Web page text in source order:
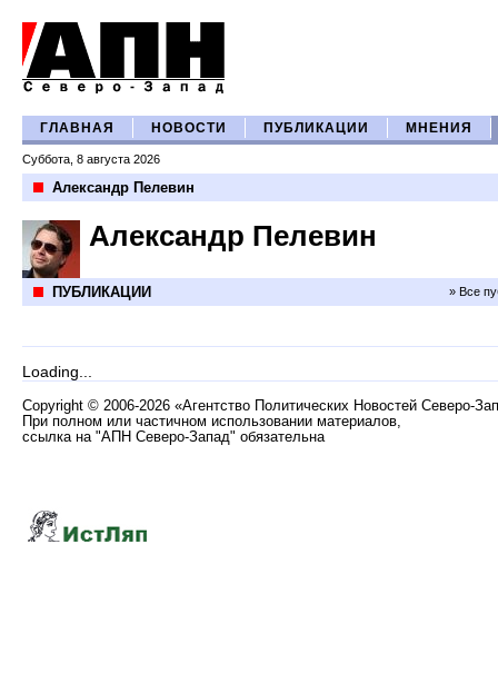
ГЛАВНАЯ НОВОСТИ ПУБЛИКАЦИИ МНЕНИЯ
Суббота, 8 августа 2026
Александр Пелевин
Александр Пелевин
ПУБЛИКАЦИИ » Все
Loading...
Copyright © 2006-2026 «Агентство Политических Новостей Северо-
При полном или частичном использовании материалов,
ссылка на "АПН Северо-Запад" обязательна